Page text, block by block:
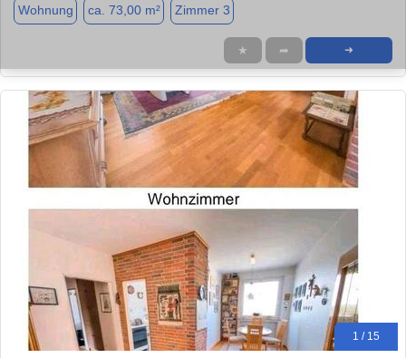
Wohnung ca. 73,00 m² Zimmer 3
★ ➦ ➜
1 / 15